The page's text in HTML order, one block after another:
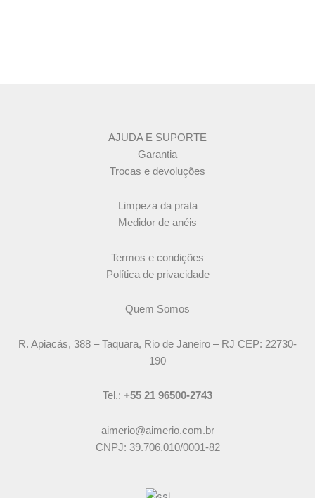
AJUDA E SUPORTE
Garantia
Trocas e devoluções
Limpeza da prata
Medidor de anéis
Termos e condições
Política de privacidade
Quem Somos
R. Apiacás, 388 – Taquara, Rio de Janeiro – RJ CEP: 22730-
190
Tel.: +55 21 96500-2743
aimerio@aimerio.com.br
CNPJ: 39.706.010/0001-82